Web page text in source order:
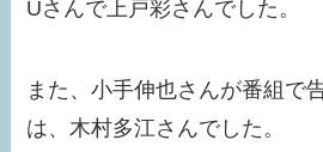
Uさんで上戸彩さんでした。
また、小手伸也さんが番組で
は、木村多江さんでした。